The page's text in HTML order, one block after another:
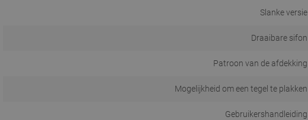
Slanke versie
Draaibare sifon
Patroon van de afdekking
Mogelijkheid om een tegel te plakken
Gebruikershandleiding